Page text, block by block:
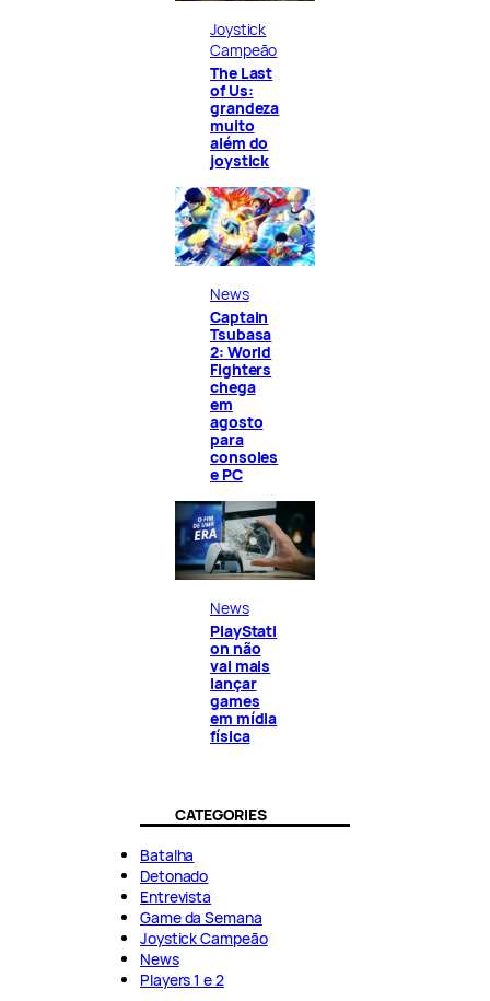
Joystick
Campeão
The Last
of Us:
grandeza
muito
além do
joystick
News
Captain
Tsubasa
2: World
Fighters
chega
em
agosto
para
consoles
e PC
News
PlayStati
on não
vai mais
lançar
games
em mídia
física
CATEGORIES
Batalha
Detonado
Entrevista
Game da Semana
Joystick Campeão
News
Players 1 e 2